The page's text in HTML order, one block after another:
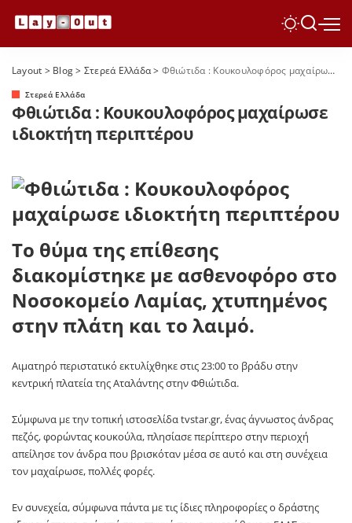
Layout > Blog> Στερεά Ελλάδα> Φθιώτιδα : Κουκουλοφόρος μαχαίρωσε ιδιοκτήτη περιπτέρου
Στερεά Ελλάδα
Φθιώτιδα : Κουκουλοφόρος μαχαίρωσε
ιδιοκτήτη περιπτέρου
Το θύμα της επίθεσης
διακομίστηκε με ασθενοφόρο στο
Νοσοκομείο Λαμίας, χτυπημένος
στην πλάτη και το λαιμό.
Αιματηρό περιστατικό εκτυλίχθηκε στις 23:00 το βράδυ στην
κεντρική πλατεία της Αταλάντης στην Φθιώτιδα.
Σύμφωνα με την τοπική ιστοσελίδα tvstar.gr, ένας άγνωστος άνδρας
πεζός, φορώντας κουκούλα, πλησίασε περίπτερο στην περιοχή
απείλησε τον άνδρα που βρισκόταν μέσα σε αυτό και στη συνέχεια
τον μαχαίρωσε, πολλές φορές.
Εν συνεχεία, σύμφωνα πάντα με τις ίδιες πληροφορίες ο δράστης